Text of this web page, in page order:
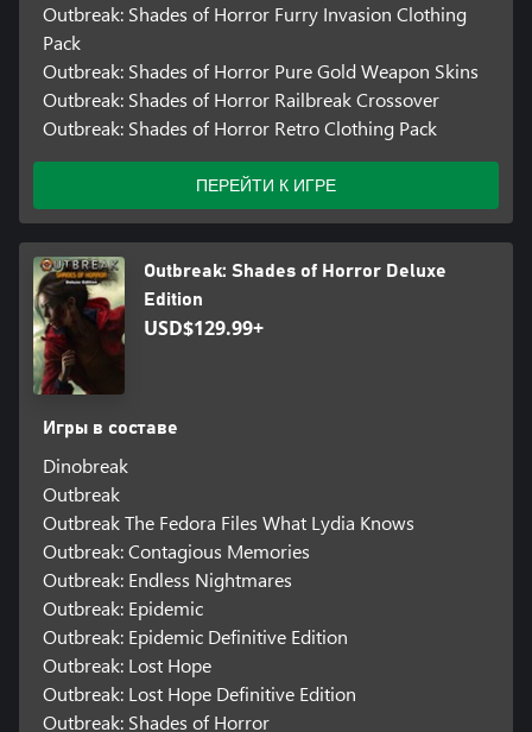
Outbreak: Shades of Horror Furry Invasion Clothing
Pack
Outbreak: Shades of Horror Pure Gold Weapon Skins
Outbreak: Shades of Horror Railbreak Crossover
Outbreak: Shades of Horror Retro Clothing Pack
ПЕРЕЙТИ К ИГРЕ
Outbreak: Shades of Horror Deluxe
Edition
USD$129.99+
Игры в составе
Dinobreak
Outbreak
Outbreak The Fedora Files What Lydia Knows
Outbreak: Contagious Memories
Outbreak: Endless Nightmares
Outbreak: Epidemic
Outbreak: Epidemic Definitive Edition
Outbreak: Lost Hope
Outbreak: Lost Hope Definitive Edition
Outbreak: Shades of Horror